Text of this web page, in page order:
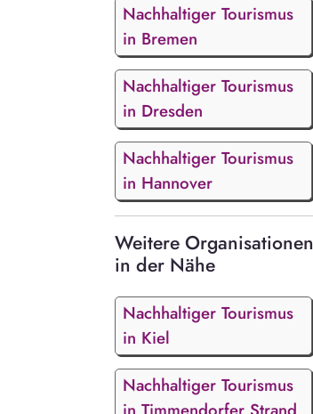
Nachhaltiger Tourismus
in Bremen
Nachhaltiger Tourismus
in Dresden
Nachhaltiger Tourismus
in Hannover
Weitere Organisationen
in der Nähe
Nachhaltiger Tourismus
in Kiel
Nachhaltiger Tourismus